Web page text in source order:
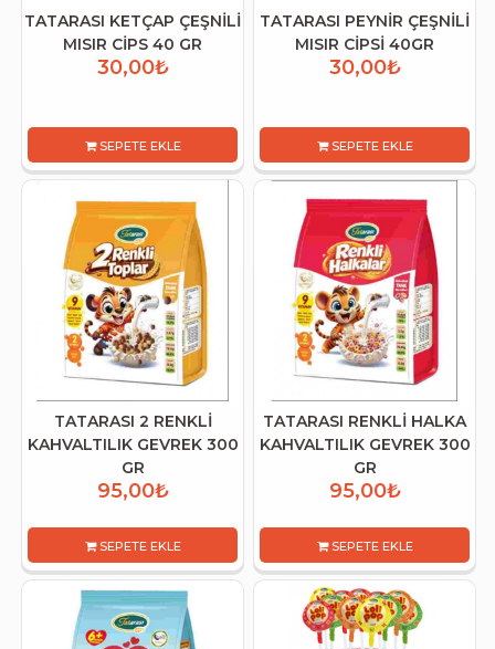
TATARASI KETÇAP ÇEŞNİLİ
MISIR CİPS 40 GR
30,00₺
SEPETE EKLE
TATARASI PEYNİR ÇEŞNİLİ
MISIR CİPSİ 40GR
30,00₺
SEPETE EKLE
TATARASI 2 RENKLİ
KAHVALTILIK GEVREK 300
GR
95,00₺
SEPETE EKLE
TATARASI RENKLİ HALKA
KAHVALTILIK GEVREK 300
GR
95,00₺
SEPETE EKLE